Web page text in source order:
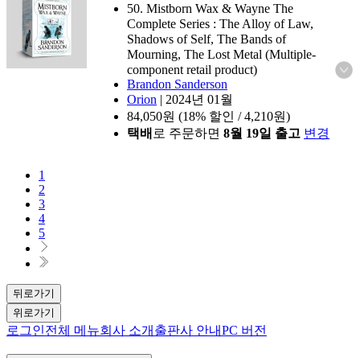
50. Mistborn Wax & Wayne The
Complete Series : The Alloy of Law,
Shadows of Self, The Bands of
Mourning, The Lost Metal (Multiple-
component retail product)
Brandon Sanderson
Orion | 2024년 01월
84,050원 (18% 할인 / 4,210원)
택배 로 주문하면 8월 19일 출고 변경
1
2
3
4
5
뒤로가기
위로가기
로그인전체 메뉴회사 소개 출판사 안내PC 버전